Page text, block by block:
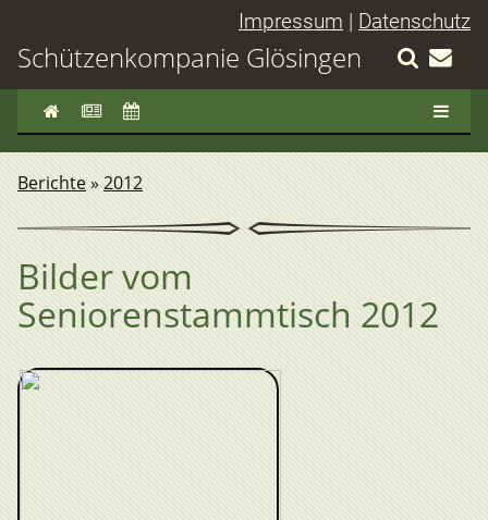
Impressum | Datenschutz
Schützenkompanie Glösingen
Berichte»2012
Bilder vom
Seniorenstammtisch 2012